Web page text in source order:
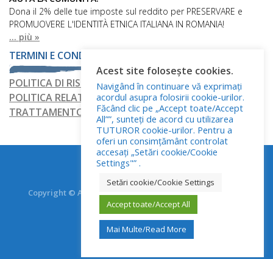
Dona il 2% delle tue imposte sul reddito per PRESERVARE e
PROMUOVERE L'IDENTITÀ ETNICA ITALIANA IN ROMANIA!
... più »
TERMINI E CONDIZIONI
POLITICA DI RISERVATEZZA
POLITICA RELATIVA AI FILE COOKIE
TRATTAMENTO DEI DATI PERSONALI
Copyright © Asociația Italienilor din România - RO.AS.IT.
Toate drepturile rezervate.
Acest site folosește cookies.
Navigând în continuare vă exprimați
acordul asupra folosirii cookie-urilor.
Făcând clic pe „Accept toate/Accept
All””, sunteți de acord cu utilizarea
TUTUROR cookie-urilor. Pentru a
oferi un consimțământ controlat
accesați „Setări cookie/Cookie
Settings"” .
Setări cookie/Cookie Settings
Accept toate/Accept All
Mai Multe/Read More